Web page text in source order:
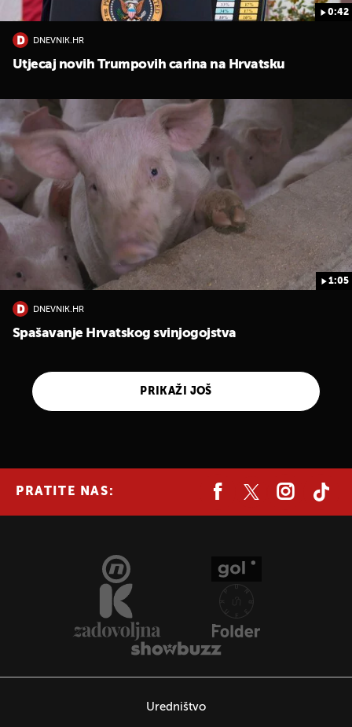
0:42
DNEVNIK.HR
Utjecaj novih Trumpovih carina na Hrvatsku
1:05
DNEVNIK.HR
Spašavanje Hrvatskog svinjogojstva
PRIKAŽI JOŠ
PRATITE NAS:
Uredništvo